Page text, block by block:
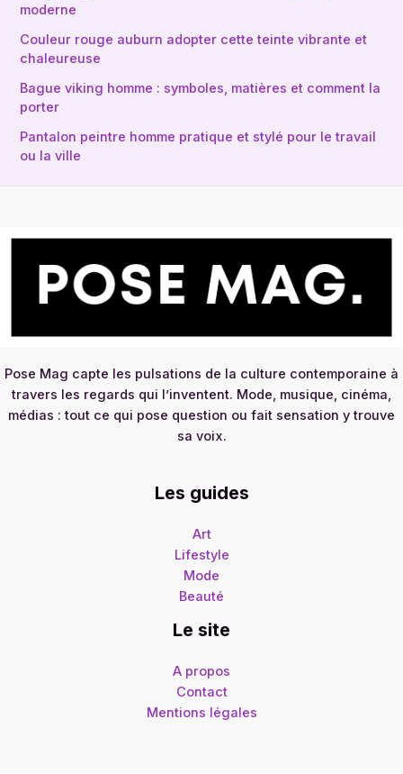
moderne
Couleur rouge auburn adopter cette teinte vibrante et
chaleureuse
Bague viking homme : symboles, matières et comment la
porter
Pantalon peintre homme pratique et stylé pour le travail
ou la ville
Pose Mag capte les pulsations de la culture contemporaine à
travers les regards qui l’inventent. Mode, musique, cinéma,
médias : tout ce qui pose question ou fait sensation y trouve
sa voix.
Les guides
Art
Lifestyle
Mode
Beauté
Le site
A propos
Contact
Mentions légales